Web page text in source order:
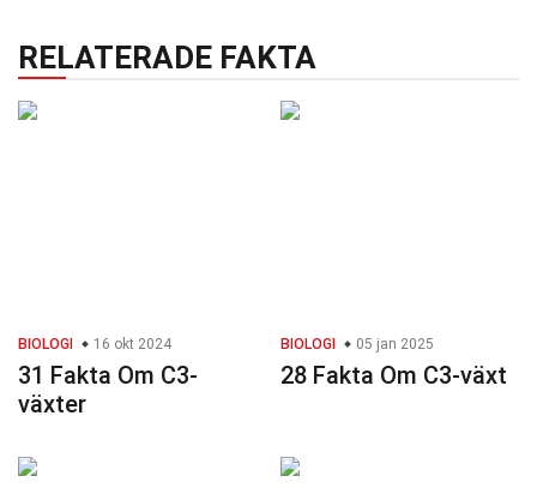
RELATERADE FAKTA
BIOLOGI 16 okt 2024
31 Fakta Om C3-
växter
BIOLOGI 05 jan 2025
28 Fakta Om C3-växt